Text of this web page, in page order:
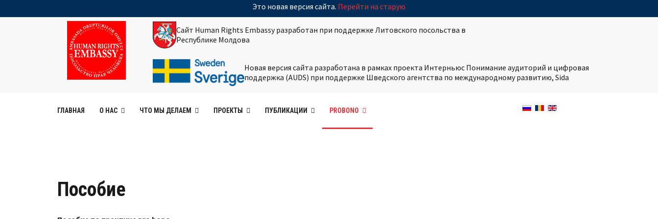
Это новая версия сайта. Перейти на старую
Сайт Human Rights Embassy разработан при поддержке Литовского посольства в
Республике Молдова
Новая версия сайта разработана в рамках проекта Интерньюс Понимание аудиторий и цифровая
поддержка (AUDS) при поддержке Шведского агентства по международному развитию, Sida
ГЛАВНАЯ О НАС ЧТО МЫ ДЕЛАЕМ ПРОЕКТЫ ПУБЛИКАЦИИ PROBONO
Пособие